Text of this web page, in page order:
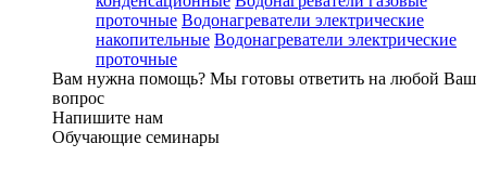
проточные Водонагреватели электрические
накопительные Водонагреватели электрические
проточные
Вам нужна помощь? Мы готовы ответить на любой Ваш
вопрос
Напишите нам
Обучающие семинары